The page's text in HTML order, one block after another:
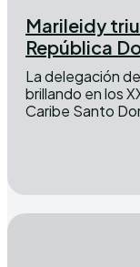
Marileidy
República
La delegación
brillando en los
Caribe Santo